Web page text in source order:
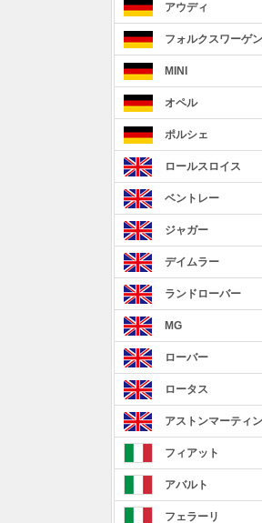
アウディ
フォルクスワーゲン
MINI
オペル
ポルシェ
ロールスロイス
ベントレー
ジャガー
デイムラー
ランドローバー
MG
ローバー
ロータス
アストンマーティン
フィアット
アバルト
フェラーリ